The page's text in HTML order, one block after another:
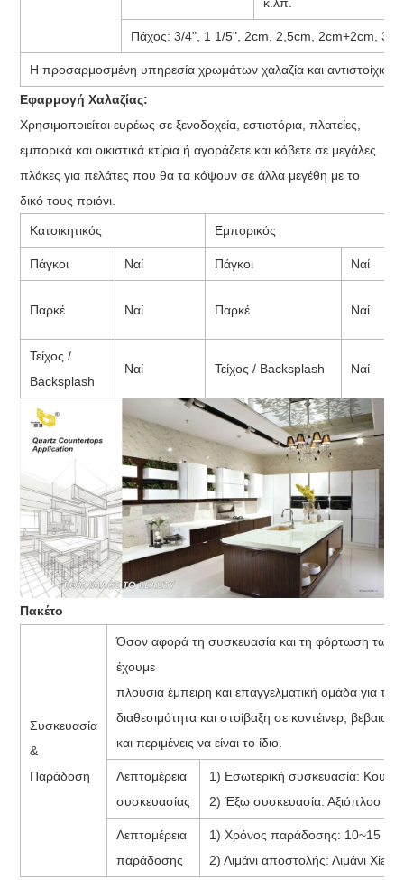
Πάχος: 3/4", 1 1/5", 2cm, 2,5cm, 2cm+2cm,
Η προσαρμοσμένη υπηρεσία χρωμάτων χαλαζία και
Εφαρμογή Χαλαζίας:
Χρησιμοποιείται ευρέως σε ξενοδοχεία, εστιατόρια, πλατείες,
εμπορικά και οικιστικά κτίρια ή αγοράζετε και κόβετε σε μεγάλες
πλάκες για πελάτες που θα τα κόψουν σε άλλα μεγέθη με το
δικό τους πριόνι.
Κατοικητικός Εμπορικός
Πάγκοι Ναί Πάγκοι Ναί
Παρκέ Ναί Παρκέ Ναί
Τείχος /
Backsplash
Ναί Τείχος / Backsplash Ναί
Πακέτο
Συσκευασία
&
Παράδοση
Όσον αφορά τη συσκευασία και τη φόρτωση των
έχουμε
πλούσια έμπειρη και επαγγελματική ομάδα για
διαθεσιμότητα και στοίβαξη σε κοντέινερ,
και περιμένεις να είναι το ίδιο.
Λεπτομέρεια
συσκευασίας
1) Εσωτερική συσκευασία:
2) Έξω συσκευασία: Αξιόπλοο
Λεπτομέρεια
παράδοσης
1) Χρόνος παράδοσης: 10~15
2) Λιμάνι αποστολής: Λιμάνι